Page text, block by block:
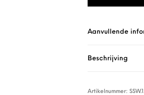
Aanvullende
Beschrijving
Artikelnummer: